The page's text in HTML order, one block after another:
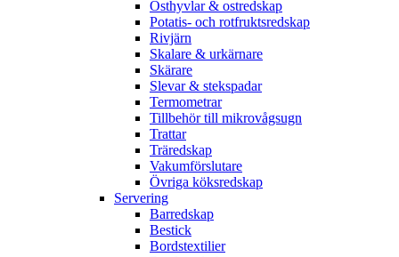
Osthyvlar & ostredskap
Potatis- och rotfruktsredskap
Rivjärn
Skalare & urkärnare
Skärare
Slevar & stekspadar
Termometrar
Tillbehör till mikrovågsugn
Trattar
Träredskap
Vakumförslutare
Övriga köksredskap
Servering
Barredskap
Bestick
Bordstextilier